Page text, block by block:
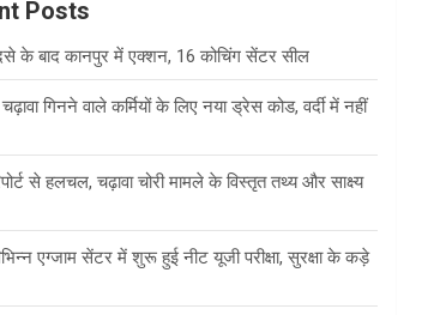
Posts
के बाद कानपुर में एक्शन, 16 कोचिंग सेंटर सील
गिनने वाले कर्मियों के लिए नया ड्रेस कोड, वर्दी में नहीं
से हलचल, चढ़ावा चोरी मामले के विस्तृत तथ्य और साक्ष्य
एग्जाम सेंटर में शुरू हुई नीट यूजी परीक्षा, सुरक्षा के कड़े